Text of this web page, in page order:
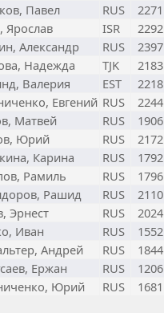
Павел RUS 2271
Ярослав ISR 2292
Александр RUS 2397
Надежда TJK 2183
Валерия EST 2218
Евгений RUS 2244
Матвей RUS 1906
Юрий RUS 2172
Карина RUS 1792
Рамиль RUS 1796
Рашид RUS 2110
Эрнест RUS 2024
Иван RUS 1552
Андрей RUS 1844
Ержан RUS 1206
Юрий RUS 1681